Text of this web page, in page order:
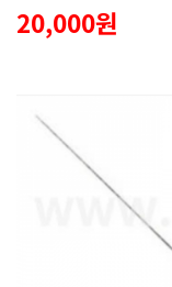
20,000원